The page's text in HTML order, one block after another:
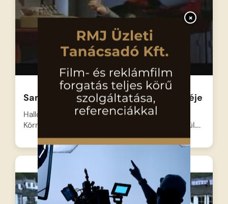
×
Sam a tüzoltó – A mama drága kicsikéje
Halloween estéjén nagy az izgalom
Körmöspálcáson, mindenki a jelmezbálra készül….